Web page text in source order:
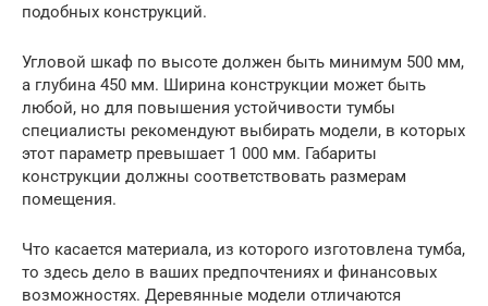
подобных конструкций.
Угловой шкаф по высоте должен быть минимум 500 мм,
а глубина 450 мм. Ширина конструкции может быть
любой, но для повышения устойчивости тумбы
специалисты рекомендуют выбирать модели, в которых
этот параметр превышает 1 000 мм. Габариты
конструкции должны соответствовать размерам
помещения.
Что касается материала, из которого изготовлена тумба,
то здесь дело в ваших предпочтениях и финансовых
возможностях. Деревянные модели отличаются